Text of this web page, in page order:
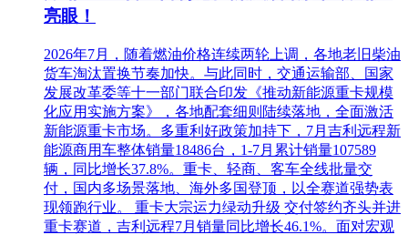
亮眼！
2026年7月，随着燃油价格连续两轮上调，各地老旧柴油
货车淘汰置换节奏加快。与此同时，交通运输部、国家
发展改革委等十一部门联合印发《推动新能源重卡规模
化应用实施方案》，各地配套细则陆续落地，全面激活
新能源重卡市场。多重利好政策加持下，7月吉利远程新
能源商用车整体销量18486台，1-7月累计销量107589
辆，同比增长37.8%。重卡、轻商、客车全线批量交
付，国内多场景落地、海外多国登顶，以全赛道强势表
现领跑行业。 重卡大宗运力绿动升级 交付签约齐头并进
重卡赛道，吉利远程7月销量同比增长46.1%。面对宏观